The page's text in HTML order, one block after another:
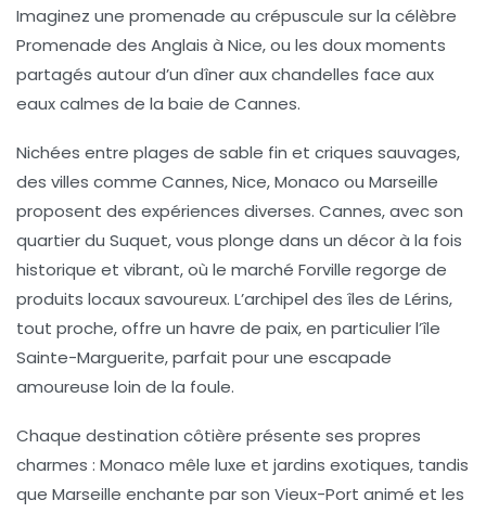
Imaginez une promenade au crépuscule sur la célèbre
Promenade des Anglais à Nice, ou les doux moments
partagés autour d’un dîner aux chandelles face aux
eaux calmes de la baie de Cannes.
Nichées entre plages de sable fin et criques sauvages,
des villes comme Cannes, Nice, Monaco ou Marseille
proposent des expériences diverses. Cannes, avec son
quartier du Suquet, vous plonge dans un décor à la fois
historique et vibrant, où le marché Forville regorge de
produits locaux savoureux. L’archipel des îles de Lérins,
tout proche, offre un havre de paix, en particulier l’île
Sainte-Marguerite, parfait pour une escapade
amoureuse loin de la foule.
Chaque destination côtière présente ses propres
charmes : Monaco mêle luxe et jardins exotiques, tandis
que Marseille enchante par son Vieux-Port animé et les